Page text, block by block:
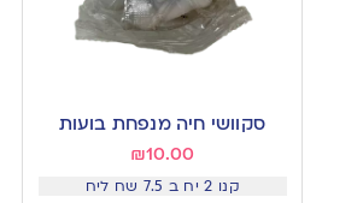
סקוושי חיה מנפחת בועות
₪10.00
קנו 2 יח ב 7.5 שח ליח